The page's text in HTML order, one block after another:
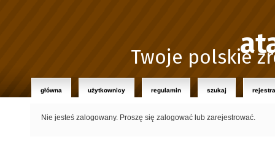
Twoje polskie
główna użytkownicy regulamin szukaj
Nie jesteś zalogowany. Proszę się zalogować lub zarejestrować.